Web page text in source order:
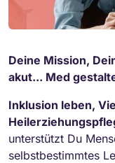
Deine Mission,
akut... Med
Inklusion leben,
unterstützt Du
selbstbestimmtes